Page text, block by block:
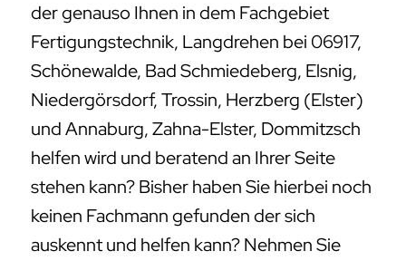
der genauso Ihnen in dem Fachgebiet
Fertigungstechnik, Langdrehen bei 06917,
Schönewalde, Bad Schmiedeberg, Elsnig,
Niedergörsdorf, Trossin, Herzberg (Elster)
und Annaburg, Zahna-Elster, Dommitzsch
helfen wird und beratend an Ihrer Seite
stehen kann? Bisher haben Sie hierbei noch
keinen Fachmann gefunden der sich
auskennt und helfen kann? Nehmen Sie